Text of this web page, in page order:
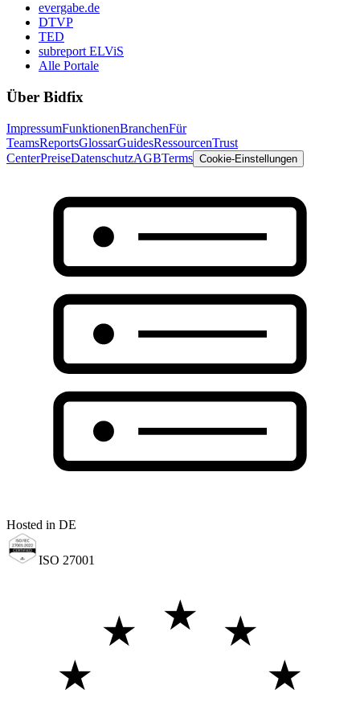
evergabe.de
DTVP
TED
subreport ELViS
Alle Portale
Über Bidfix
ImpressumFunktionenBranchenFür
TeamsReportsGlossarGuidesRessourcenTrust
CenterPreiseDatenschutzAGBTerms Cookie-Einstellungen
Hosted in DE
ISO 27001
★
★
★
★
★